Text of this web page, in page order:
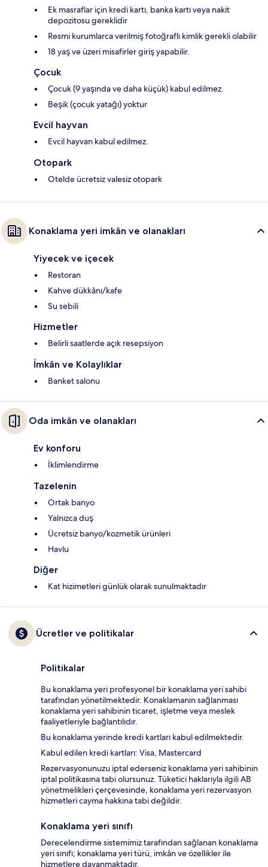
Ek masraflar için kredi kartı, banka kartı veya nakit
depozitosu gereklidir
Resmi kurumlarca verilmiş fotoğraflı kimlik gerekli olabilir
18 yaş ve üzeri misafirler giriş yapabilir.
Çocuk
Çocuk (9 yaşında ve daha küçük) kabul edilmez.
Beşik (çocuk yatağı) yoktur
Evcil hayvan
Evcil hayvan kabul edilmez.
Otopark
Otelde ücretsiz valesiz otopark
Konaklama yeri imkân ve olanakları
Yiyecek ve içecek
Restoran
Kahve dükkânı/kafe
Su sebili
Hizmetler
Belirli saatlerde açık resepsiyon
İmkân ve Kolaylıklar
Banket salonu
Oda imkân ve olanakları
Ev konforu
İklimlendirme
Tazelenin
Ortak banyo
Yalnızca duş
Ücretsiz banyo/kozmetik ürünleri
Havlu
Diğer
Kat hizimetleri günlük olarak sunulmaktadır
Ücretler ve politikalar
Politikalar
Bu konaklama yeri profesyonel bir konaklama yeri sahibi
tarafından yönetilmektedir. Konaklamanın sağlanması
konaklama yeri sahibinin ticaret, işletme veya meslek
faaliyetleriyle bağlantılıdır.
Bu konaklama yerinde kredi kartları kabul edilmektedir.
Kabul edilen kredi kartları: Visa, Mastercard
Rezervasyonunuzu iptal ederseniz konaklama yeri sahibinin
iptal politikasına tabi olursunuz. Tüketici haklarıyla ilgili AB
yönetmelikleri çerçevesinde, konaklama yeri rezervasyon
hizmetleri cayma hakkına tabi değildir.
Konaklama yeri sınıfı
Derecelendirme sistemimiz tarafından sağlanan konaklama
yeri sınıfı; konaklama yeri türü, imkân ve özellikler ile
hizmetlere dayanmaktadır.